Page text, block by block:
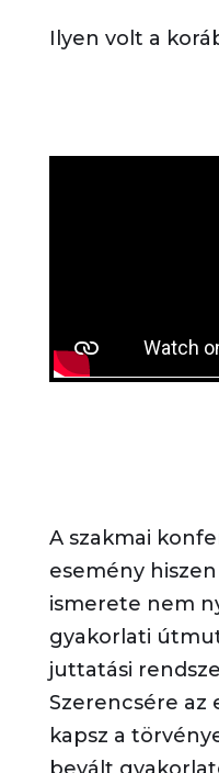
Ilyen volt a
A szakmai
esemény
ismerete nem
gyakorlati
juttatási
Szerencsére az
kapsz a